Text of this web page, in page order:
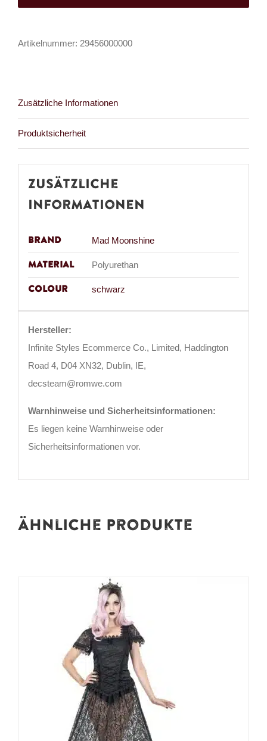
Artikelnummer: 29456000000
Zusätzliche Informationen
Produktsicherheit
Zusätzliche
Informationen
Brand Mad Moonshine
Material Polyurethan
Colour schwarz
Hersteller:
Infinite Styles Ecommerce Co., Limited, Haddington
Road 4, D04 XN32, Dublin, IE,
decsteam@romwe.com
Warnhinweise und Sicherheitsinformationen:
Es liegen keine Warnhinweise oder
Sicherheitsinformationen vor.
Ähnliche Produkte